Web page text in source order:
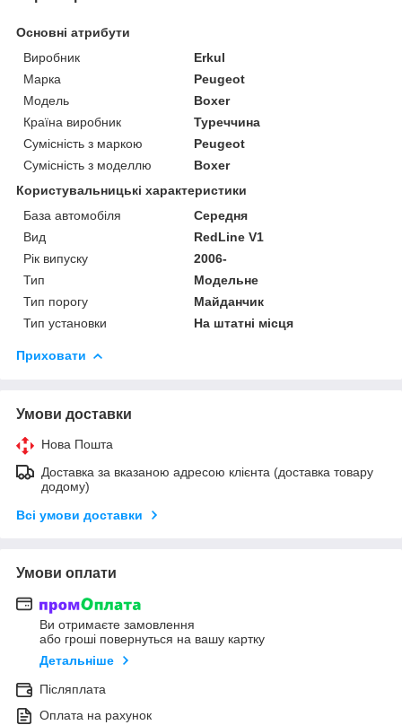
Основні атрибути
Виробник
Erkul
Марка
Peugeot
Модель
Boxer
Країна виробник
Туреччина
Сумісність з маркою
Peugeot
Сумісність з моделлю
Boxer
Користувальницькі характеристики
База автомобіля
Середня
Вид
RedLine V1
Рік випуску
2006-
Тип
Модельне
Тип порогу
Майданчик
Тип установки
На штатні місця
Приховати
Умови доставки
Нова Пошта
Доставка за вказаною адресою клієнта (доставка товару
додому)
Всі умови доставки
Умови оплати
Ви отримаєте замовлення
або гроші повернуться на вашу картку
Детальніше
Післяплата
Оплата на рахунок